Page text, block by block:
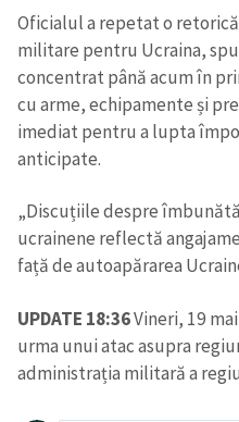
Oficialul a repetat o
militare pentru Ucraina,
concentrat până acum în
cu arme, echipamente și
imediat pentru a lupta
anticipate.
„Discuțiile despre
ucrainene reflectă
față de autoapărarea
UPDATE 18:36Vineri, 19
urma unui atac asupra
administrația militară a